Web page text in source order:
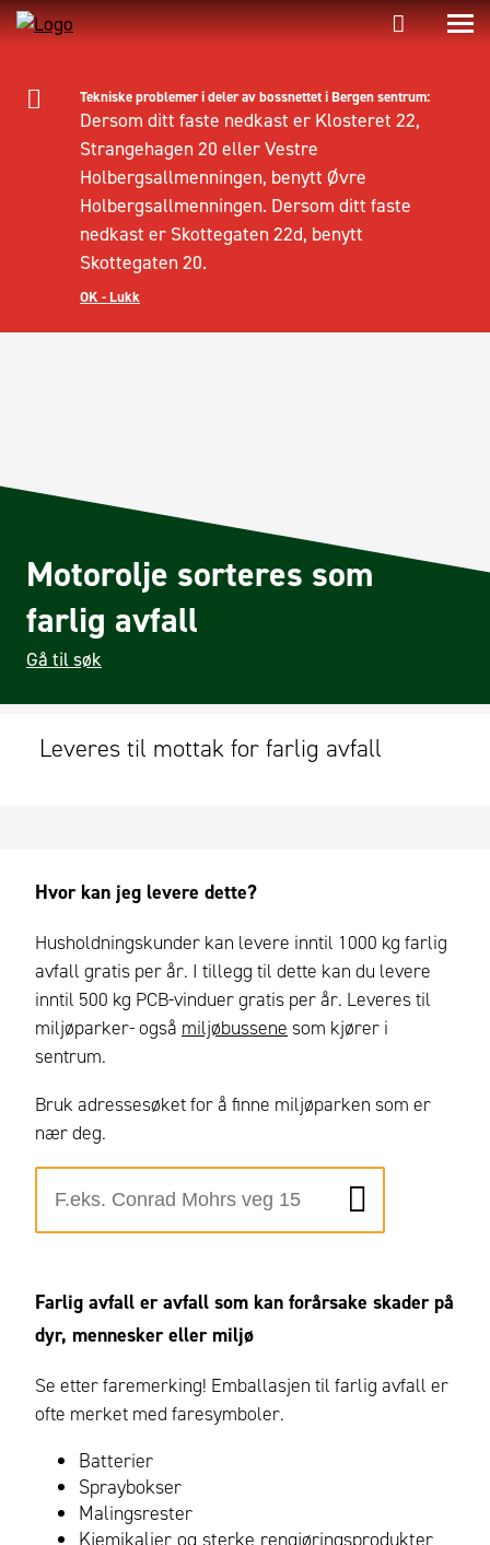
Tekniske problemer i deler av bossnettet i Bergen sentrum:
Dersom ditt faste nedkast er Klosteret 22,
Strangehagen 20 eller Vestre
Holbergsallmenningen, benytt Øvre
Holbergsallmenningen. Dersom ditt faste
nedkast er Skottegaten 22d, benytt
Skottegaten 20.
OK - Lukk
Motorolje sorteres som
farlig avfall
Gå til søk
Leveres til mottak for farlig avfall
Hvor kan jeg levere dette?
Husholdningskunder kan levere inntil 1000 kg farlig
avfall gratis per år. I tillegg til dette kan du levere
inntil 500 kg PCB-vinduer gratis per år. Leveres til
miljøparker- også miljøbussene som kjører i
sentrum.
Bruk adressesøket for å finne miljøparken som er
nær deg.
Farlig avfall er avfall som kan forårsake skader på
dyr, mennesker eller miljø
Se etter faremerking! Emballasjen til farlig avfall er
ofte merket med faresymboler.
Batterier
Spraybokser
Malingsrester
Kjemikalier og sterke rengjøringsprodukter